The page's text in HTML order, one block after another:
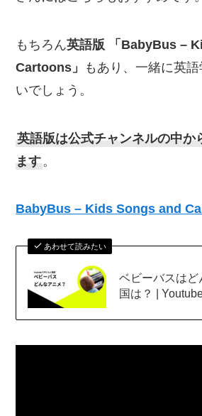
もちろん英語版 「BabyBus –
Cartoons」
もあり、一緒に英
いでしょう。
英語版は公式チャンネルの中か
ます 。
BabyBus – Kids Songs and
あわせて読みたい
ベビーバスは
国は？ |